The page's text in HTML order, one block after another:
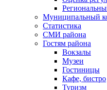
Муниципальный
Статистика
СМИ района
Гостям района
Вокзалы
Музеи
Гостиницы
Кафе, бистро
Туризм